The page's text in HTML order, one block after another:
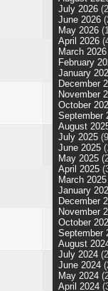
July 2026
June 2026
May 2026
April 2026
March 2026
February
January
December
November
October
September
August
July 2025
June 2025
May 2025
April 2025
March 2025
January
December
November
October
September
August
July 2024
June 2024
May 2024
April 2024